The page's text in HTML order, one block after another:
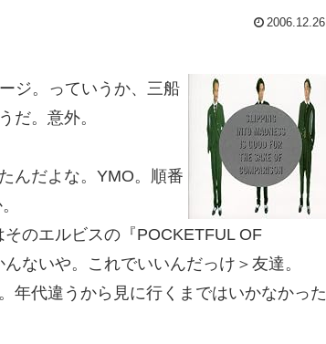
2006.12.26
ジ。っていうか、三船
だ。意外。
んだよな。YMO。順番
のエルビスの『POCKETFUL OF
ないや。これでいいんだっけ＞友達。
代違うから見に行くまではいかなかった